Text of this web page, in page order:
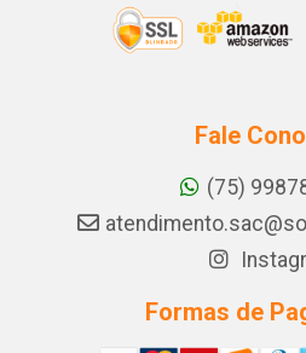
Fale
(75)
Formas de